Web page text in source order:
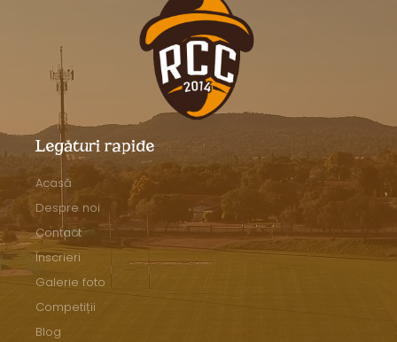
Legături rapide
Acasă
Despre noi
Contact
Înscrieri
Galerie foto
Competiții
Blog